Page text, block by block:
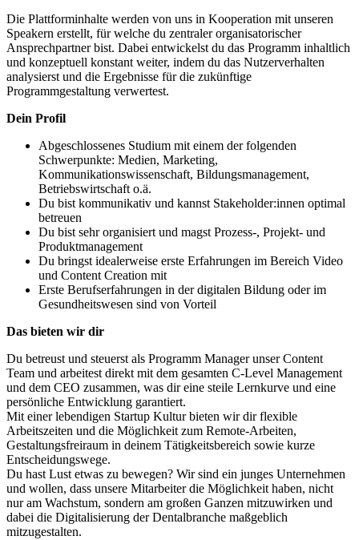
Die Plattforminhalte werden von uns in Kooperation mit unseren
Speakern erstellt, für welche du zentraler organisatorischer
Ansprechpartner bist. Dabei entwickelst du das Programm inhaltlich
und konzeptuell konstant weiter, indem du das Nutzerverhalten
analysierst und die Ergebnisse für die zukünftige
Programmgestaltung verwertest.
Dein Profil
Abgeschlossenes Studium mit einem der folgenden
Schwerpunkte: Medien, Marketing,
Kommunikationswissenschaft, Bildungsmanagement,
Betriebswirtschaft o.ä.
Du bist kommunikativ und kannst Stakeholder:innen optimal
betreuen
Du bist sehr organisiert und magst Prozess-, Projekt- und
Produktmanagement
Du bringst idealerweise erste Erfahrungen im Bereich Video
und Content Creation mit
Erste Berufserfahrungen in der digitalen Bildung oder im
Gesundheitswesen sind von Vorteil
Das bieten wir dir
Du betreust und steuerst als Programm Manager unser Content
Team und arbeitest direkt mit dem gesamten C-Level Management
und dem CEO zusammen, was dir eine steile Lernkurve und eine
persönliche Entwicklung garantiert.
Mit einer lebendigen Startup Kultur bieten wir dir flexible
Arbeitszeiten und die Möglichkeit zum Remote-Arbeiten,
Gestaltungsfreiraum in deinem Tätigkeitsbereich sowie kurze
Entscheidungswege.
Du hast Lust etwas zu bewegen? Wir sind ein junges Unternehmen
und wollen, dass unsere Mitarbeiter die Möglichkeit haben, nicht
nur am Wachstum, sondern am großen Ganzen mitzuwirken und
dabei die Digitalisierung der Dentalbranche maßgeblich
mitzugestalten.